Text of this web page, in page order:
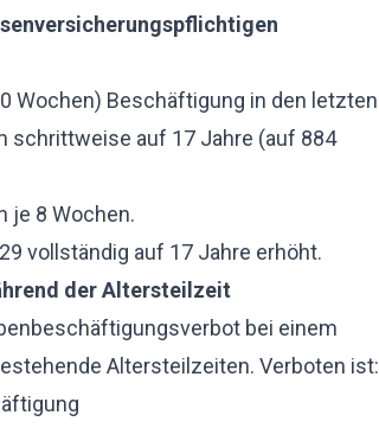
Wochen) Beschäftigung in den letzten
schrittweise auf 17 Jahre (auf 884
je 8 Wochen.
vollständig auf 17 Jahre erhöht.
der Altersteilzeit
bei einem
Altersteilzeiten. Verboten ist: